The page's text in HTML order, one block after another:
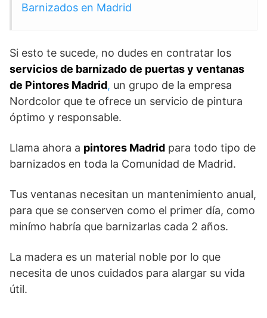
Barnizados en Madrid
Si esto te sucede, no dudes en contratar los
servicios de barnizado de puertas y ventanas
de Pintores Madrid, un grupo de la empresa
Nordcolor que te ofrece un servicio de pintura
óptimo y responsable.
Llama ahora a pintores Madrid para todo tipo de
barnizados en toda la Comunidad de Madrid.
Tus ventanas necesitan un mantenimiento anual,
para que se conserven como el primer día, como
minímo habría que barnizarlas cada 2 años.
La madera es un material noble por lo que
necesita de unos cuidados para alargar su vida
útil.